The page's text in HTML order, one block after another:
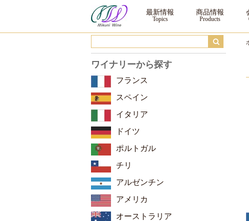
最新情報 商品情報
ワイナリーから探す
フランス
スペイン
イタリア
ドイツ
ポルトガル
チリ
アルゼンチン
アメリカ
オーストラリア